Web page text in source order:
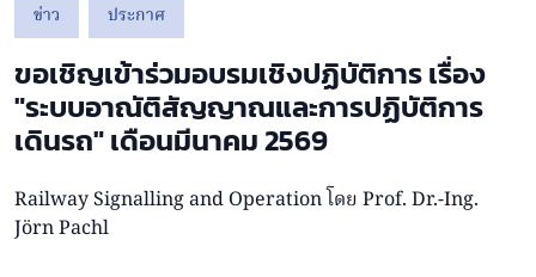
ข่าว ประกาศ
ขอเชิญเข้าร่วมอบรมเชิงปฏิบัติการ เรื่อง
"ระบบอาณัติสัญญาณและการปฏิบัติการ
เดินรถ" เดือนมีนาคม 2569
Railway Signalling and Operation โดย Prof. Dr.-Ing.
Jörn Pachl